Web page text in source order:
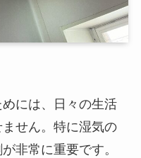
には、日々の生活
せん。特に湿気の
非常に重要です。